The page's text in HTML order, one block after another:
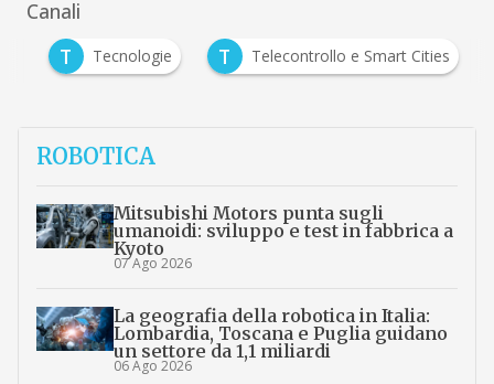
Canali
T Tecnologie T Telecontrollo e Smart Cities
ROBOTICA
Mitsubishi Motors punta sugli
umanoidi: sviluppo e test in fabbrica a
Kyoto
07 Ago 2026
La geografia della robotica in Italia:
Lombardia, Toscana e Puglia guidano
un settore da 1,1 miliardi
06 Ago 2026